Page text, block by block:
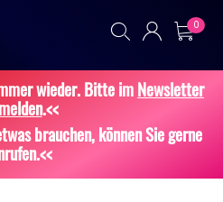
0
wieder. Bitte imNewsletter
.<<
brauchen, können Sie gerne